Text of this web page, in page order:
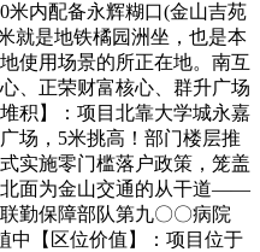
米内配备永辉糊口(金山吉苑
就是地铁橘园洲坐，也是本
使用场景的所正在地。南互
、正荣财富核心、群升广场
积】：项目北靠大学城永嘉
场，5米挑高！部门楼层推
实施零门槛落户政策，笼盖
北面为金山交通的从干道——
勤保障部队第九〇〇病院
中【区位价值】：项目位于